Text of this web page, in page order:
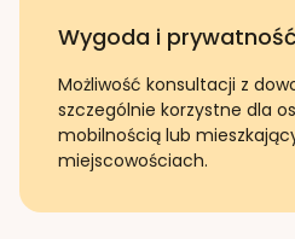
Wygoda i prywatność
Możliwość konsultacji z
szczególnie korzystne dla
mobilnością lub
miejscowościach.